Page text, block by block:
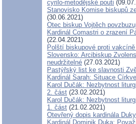
cyrilo-metodějské pouti
Stanovisko Komise biskupů
(30.06.2021)
Otec biskup Vojtěch
Kardinál Comastri o zrazení
(22.04.2021)
Polští biskupové proti
Slovensko: Arcibiskup
neudržitelné (27.03.2021)
Pastýřský list ke slavnosti
Kardinál Sarah: Situace
Karol Dučák: Nezbytnost
2. část (23.02.2021)
Karol Dučák: Nezbytnost
1. část (21.02.2021)
Otevřený dopis kardinála
Kardinál Dominik Duka: